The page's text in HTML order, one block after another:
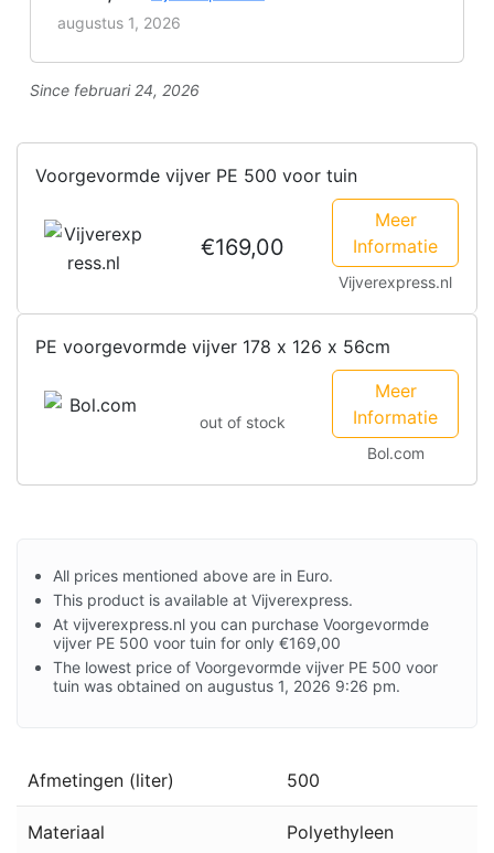
augustus 1, 2026
Since februari 24, 2026
Voorgevormde vijver PE 500 voor tuin
€169,00
Meer
Informatie
Vijverexpress.nl
PE voorgevormde vijver 178 x 126 x 56cm
out of stock
Meer
Informatie
Bol.com
All prices mentioned above are in Euro.
This product is available at Vijverexpress.
At vijverexpress.nl you can purchase Voorgevormde
vijver PE 500 voor tuin for only €169,00
The lowest price of Voorgevormde vijver PE 500 voor
tuin was obtained on augustus 1, 2026 9:26 pm.
Afmetingen (liter) 500
Materiaal Polyethyleen